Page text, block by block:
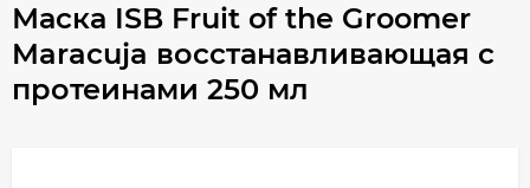
Маска ISB Fruit of the Groomer
Maracuja восстанавливающая с
протеинами 250 мл